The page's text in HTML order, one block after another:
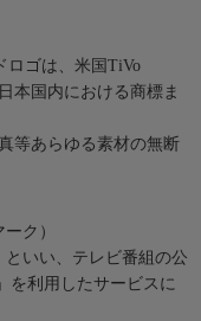
ロゴは、米国TiVo
本国内における商標ま
等あらゆる素材の無断
ク）
といい、テレビ番組の公
を利用したサービスに